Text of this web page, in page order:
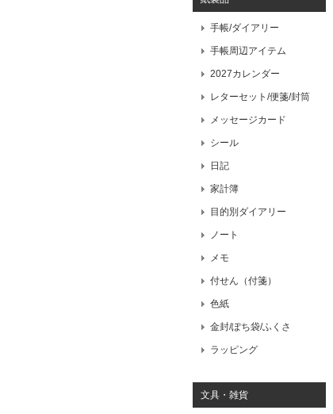
手帳/ダイアリー
手帳周辺アイテム
2027カレンダー
レターセット/便箋/封筒
メッセージカード
シール
日記
家計簿
目的別ダイアリー
ノート
メモ
付せん（付箋）
色紙
金封/ぽち袋/ふくさ
ラッピング
文具・雑貨